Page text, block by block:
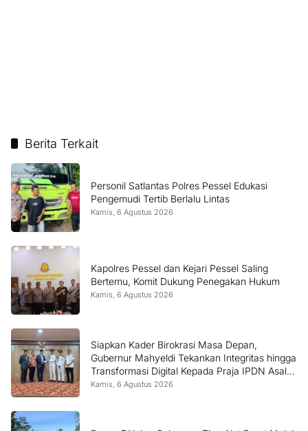
Berita Terkait
Personil Satlantas Polres Pessel Edukasi
Pengemudi Tertib Berlalu Lintas
Kamis, 6 Agustus 2026
Kapolres Pessel dan Kejari Pessel Saling
Bertemu, Komit Dukung Penegakan Hukum
Kamis, 6 Agustus 2026
Siapkan Kader Birokrasi Masa Depan,
Gubernur Mahyeldi Tekankan Integritas hingga
Transformasi Digital Kepada Praja IPDN Asal
Sumbar
Kamis, 6 Agustus 2026